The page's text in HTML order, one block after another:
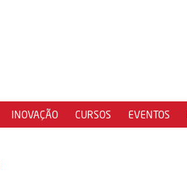
INOVAÇÃO CURSOS EVENTOS